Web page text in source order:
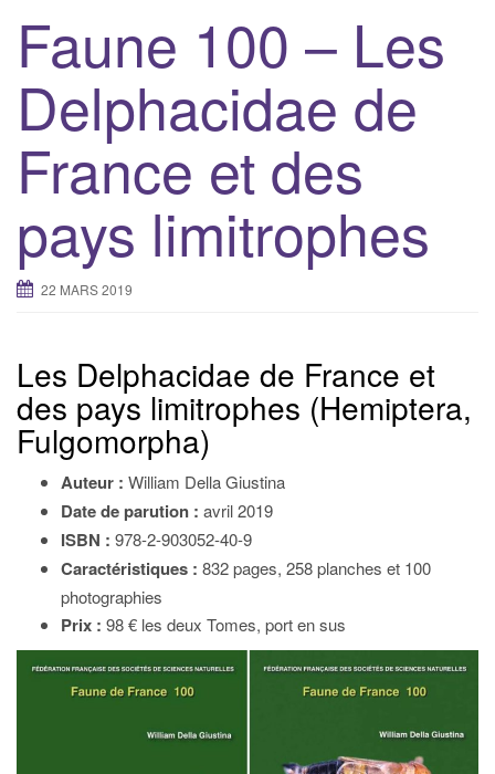
Faune 100 – Les
Delphacidae de
France et des
pays limitrophes
22 MARS 2019
Les Delphacidae de France et
des pays limitrophes (Hemiptera,
Fulgomorpha)
Auteur : William Della Giustina
Date de parution : avril 2019
ISBN : 978-2-903052-40-9
Caractéristiques : 832 pages, 258 planches et 100
photographies
Prix : 98 € les deux Tomes, port en sus